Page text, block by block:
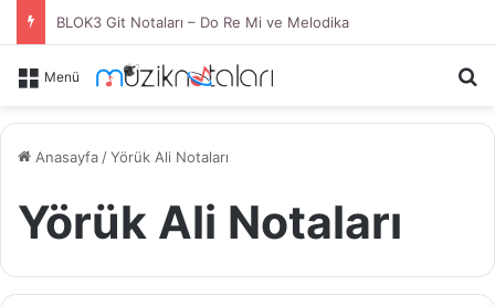
BLOK3 Git Notaları – Do Re Mi ve Melodika
Menü
Anasayfa /Yörük Ali Notaları
Yörük Ali Notaları